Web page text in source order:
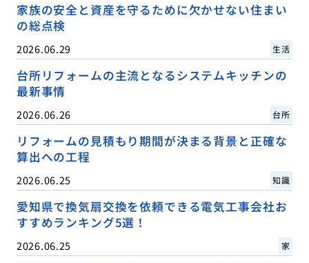
家族の安全と資産を守るために欠かせない住まい
の総点検
2026.06.29 生活
台所リフォームの主流となるシステムキッチンの
最新事情
2026.06.26 台所
リフォームの見積もり期間が決まる背景と正確な
算出への工程
2026.06.25 知識
愛知県で換気扇交換を依頼できる電気工事会社お
すすめランキング5選！
2026.06.25 家